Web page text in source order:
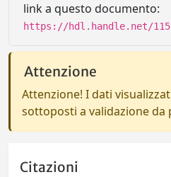
link a questo documento:
https://hdl.handle.net/
Attenzione
Attenzione! I dati
sottoposti a validazione da
Citazioni